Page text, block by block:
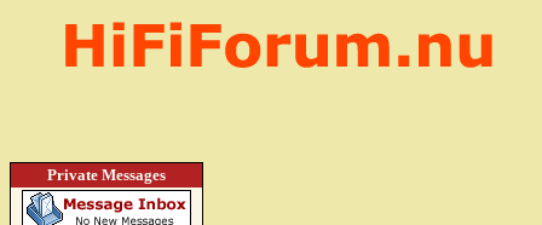
Private Messages